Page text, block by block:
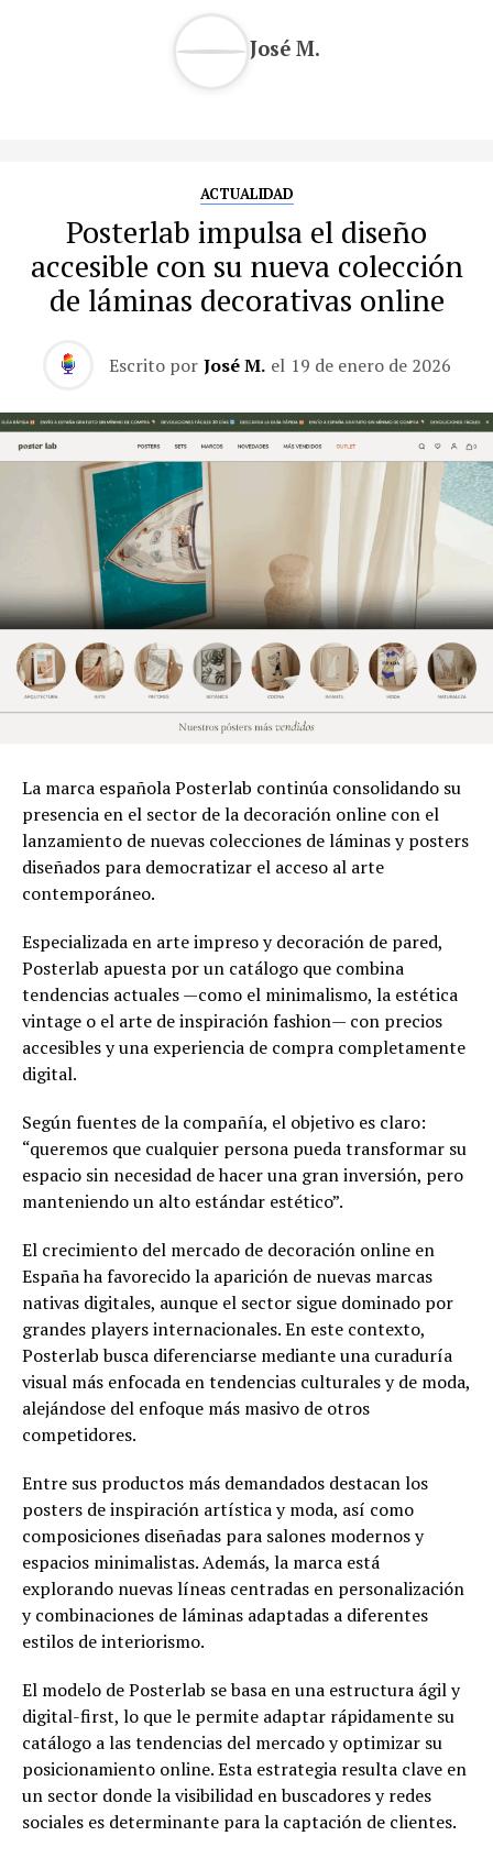
José M.
ACTUALIDAD
Posterlab impulsa el diseño
accesible con su nueva colección
de láminas decorativas online
Escrito por José M. el 19 de enero de 2026
La marca española Posterlab continúa consolidando su
presencia en el sector de la decoración online con el
lanzamiento de nuevas colecciones de láminas y posters
diseñados para democratizar el acceso al arte
contemporáneo.
Especializada en arte impreso y decoración de pared,
Posterlab apuesta por un catálogo que combina
tendencias actuales —como el minimalismo, la estética
vintage o el arte de inspiración fashion— con precios
accesibles y una experiencia de compra completamente
digital.
Según fuentes de la compañía, el objetivo es claro:
“queremos que cualquier persona pueda transformar su
espacio sin necesidad de hacer una gran inversión, pero
manteniendo un alto estándar estético”.
El crecimiento del mercado de decoración online en
España ha favorecido la aparición de nuevas marcas
nativas digitales, aunque el sector sigue dominado por
grandes players internacionales. En este contexto,
Posterlab busca diferenciarse mediante una curaduría
visual más enfocada en tendencias culturales y de moda,
alejándose del enfoque más masivo de otros
competidores.
Entre sus productos más demandados destacan los
posters de inspiración artística y moda, así como
composiciones diseñadas para salones modernos y
espacios minimalistas. Además, la marca está
explorando nuevas líneas centradas en personalización
y combinaciones de láminas adaptadas a diferentes
estilos de interiorismo.
El modelo de Posterlab se basa en una estructura ágil y
digital-first, lo que le permite adaptar rápidamente su
catálogo a las tendencias del mercado y optimizar su
posicionamiento online. Esta estrategia resulta clave en
un sector donde la visibilidad en buscadores y redes
sociales es determinante para la captación de clientes.